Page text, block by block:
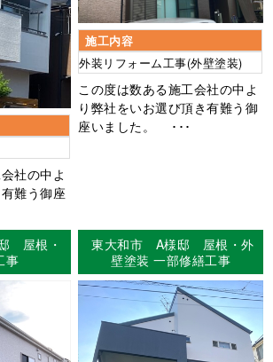
社の中よ
難う御座
施工内容
外装リフォーム工事(外壁塗装)
この度は数ある施工会社の中よ
り弊社をいお選び頂き有難う御
座いました。 ･･･
屋根・
事
東大和市 A様邸 屋根・外
壁塗装 一部修繕工事